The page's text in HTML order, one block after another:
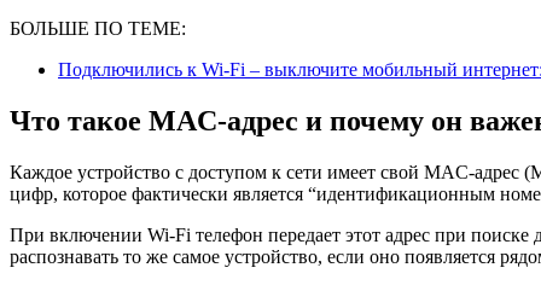
БОЛЬШЕ ПО ТЕМЕ:
Подключились к Wi-Fi – выключите мобильный
Что такое MAC-адрес и почему он
Каждое устройство с доступом к сети имеет свой MAC-адрес
цифр, которое фактически является “идентификационным
При включении Wi-Fi телефон передает этот адрес при поиске
распознавать то же самое устройство, если оно появляется